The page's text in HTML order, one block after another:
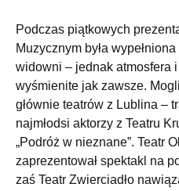
Podczas piątkowych
Muzycznym była
widowni – jednak atmosfera
wyśmienite jak zawsze.
głównie teatrów z Lublina –
najmłodsi aktorzy z Teatru
„Podróż w nieznane”. Teatr
zaprezentował spektakl na
zaś Teatr Zwierciadło